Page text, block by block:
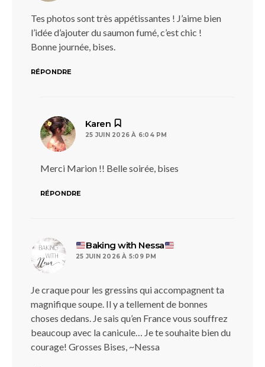
Tes photos sont très appétissantes ! J’aime bien
l’idée d’ajouter du saumon fumé, c’est chic !
Bonne journée, bises.
RÉPONDRE
Karen
25 JUIN 2026 À 6:04 PM
Merci Marion !! Belle soirée, bises
RÉPONDRE
Baking with Nessa
25 JUIN 2026 À 5:09 PM
Je craque pour les gressins qui accompagnent ta
magnifique soupe. Il y a tellement de bonnes
choses dedans. Je sais qu’en France vous souffrez
beaucoup avec la canicule… Je te souhaite bien du
courage! Grosses Bises, ~Nessa